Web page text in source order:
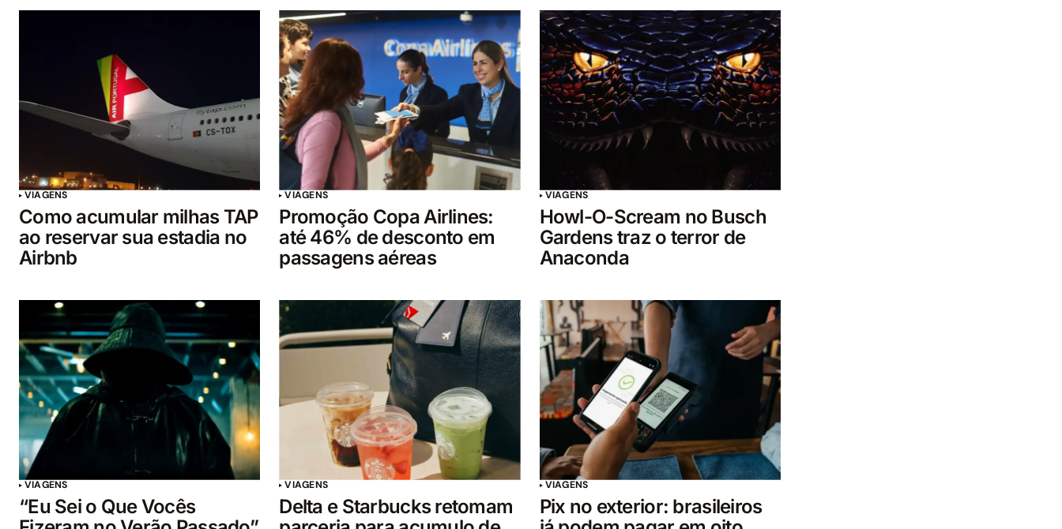
VIAGENS
Como acumular milhas TAP
ao reservar sua estadia no
Airbnb
VIAGENS
Promoção Copa Airlines:
até 46% de desconto em
passagens aéreas
VIAGENS
Howl-O-Scream no Busch
Gardens traz o terror de
Anaconda
VIAGENS
“Eu Sei o Que Vocês
VIAGENS
Delta e Starbucks retomam
VIAGENS
Pix no exterior: brasileiros